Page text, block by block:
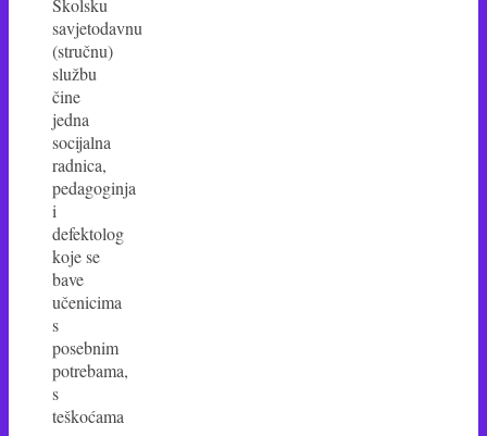
Školsku
savjetodavnu
(stručnu)
službu
čine
jedna
socijalna
radnica,
pedagoginja
i
defektolog
koje se
bave
učenicima
s
posebnim
potrebama,
s
teškoćama